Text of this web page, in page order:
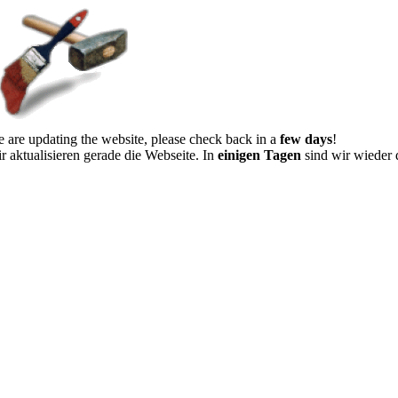
are updating the website, please check back in a few days!
aktualisieren gerade die Webseite. In einigen Tagen sind wir wieder